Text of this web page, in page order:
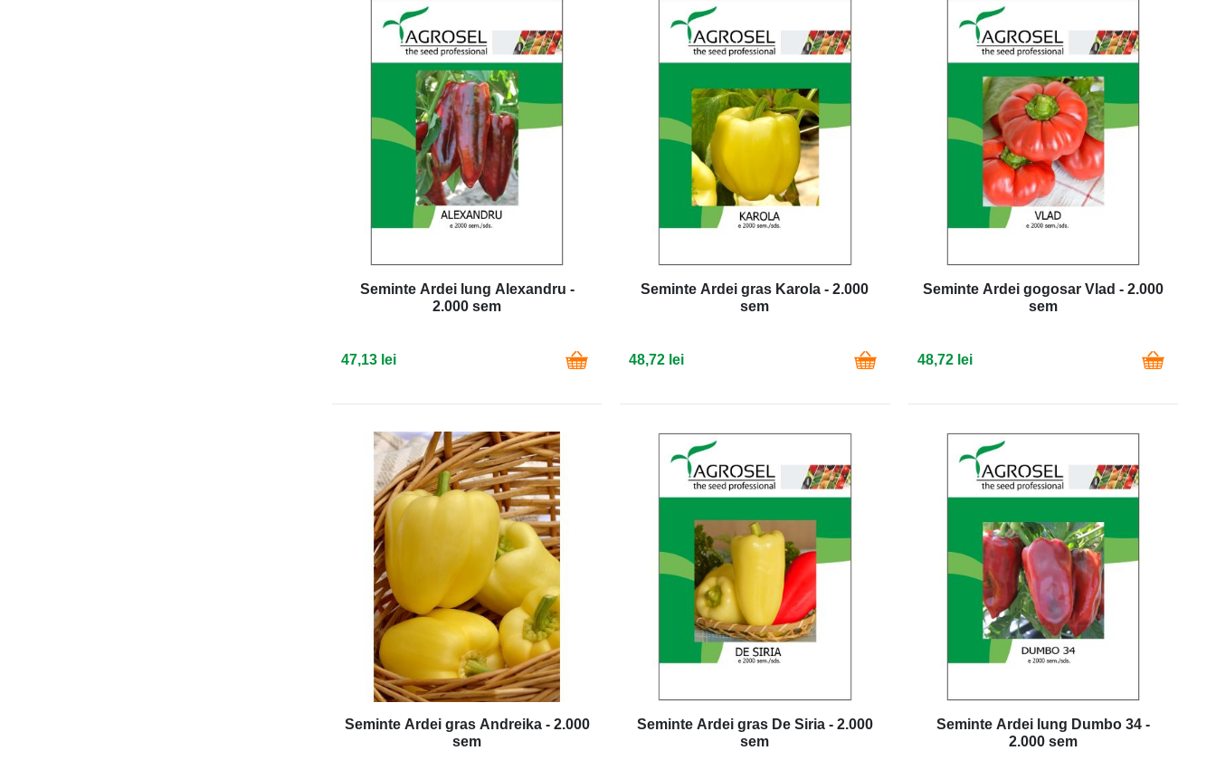
Seminte Ardei lung Alexandru -
2.000 sem
47,13 lei
Seminte Ardei gras Karola - 2.000
sem
48,72 lei
Seminte Ardei gogosar Vlad - 2.000
sem
48,72 lei
Seminte Ardei gras Andreika - 2.000
sem
Seminte Ardei gras De Siria - 2.000
sem
Seminte Ardei lung Dumbo 34 -
2.000 sem